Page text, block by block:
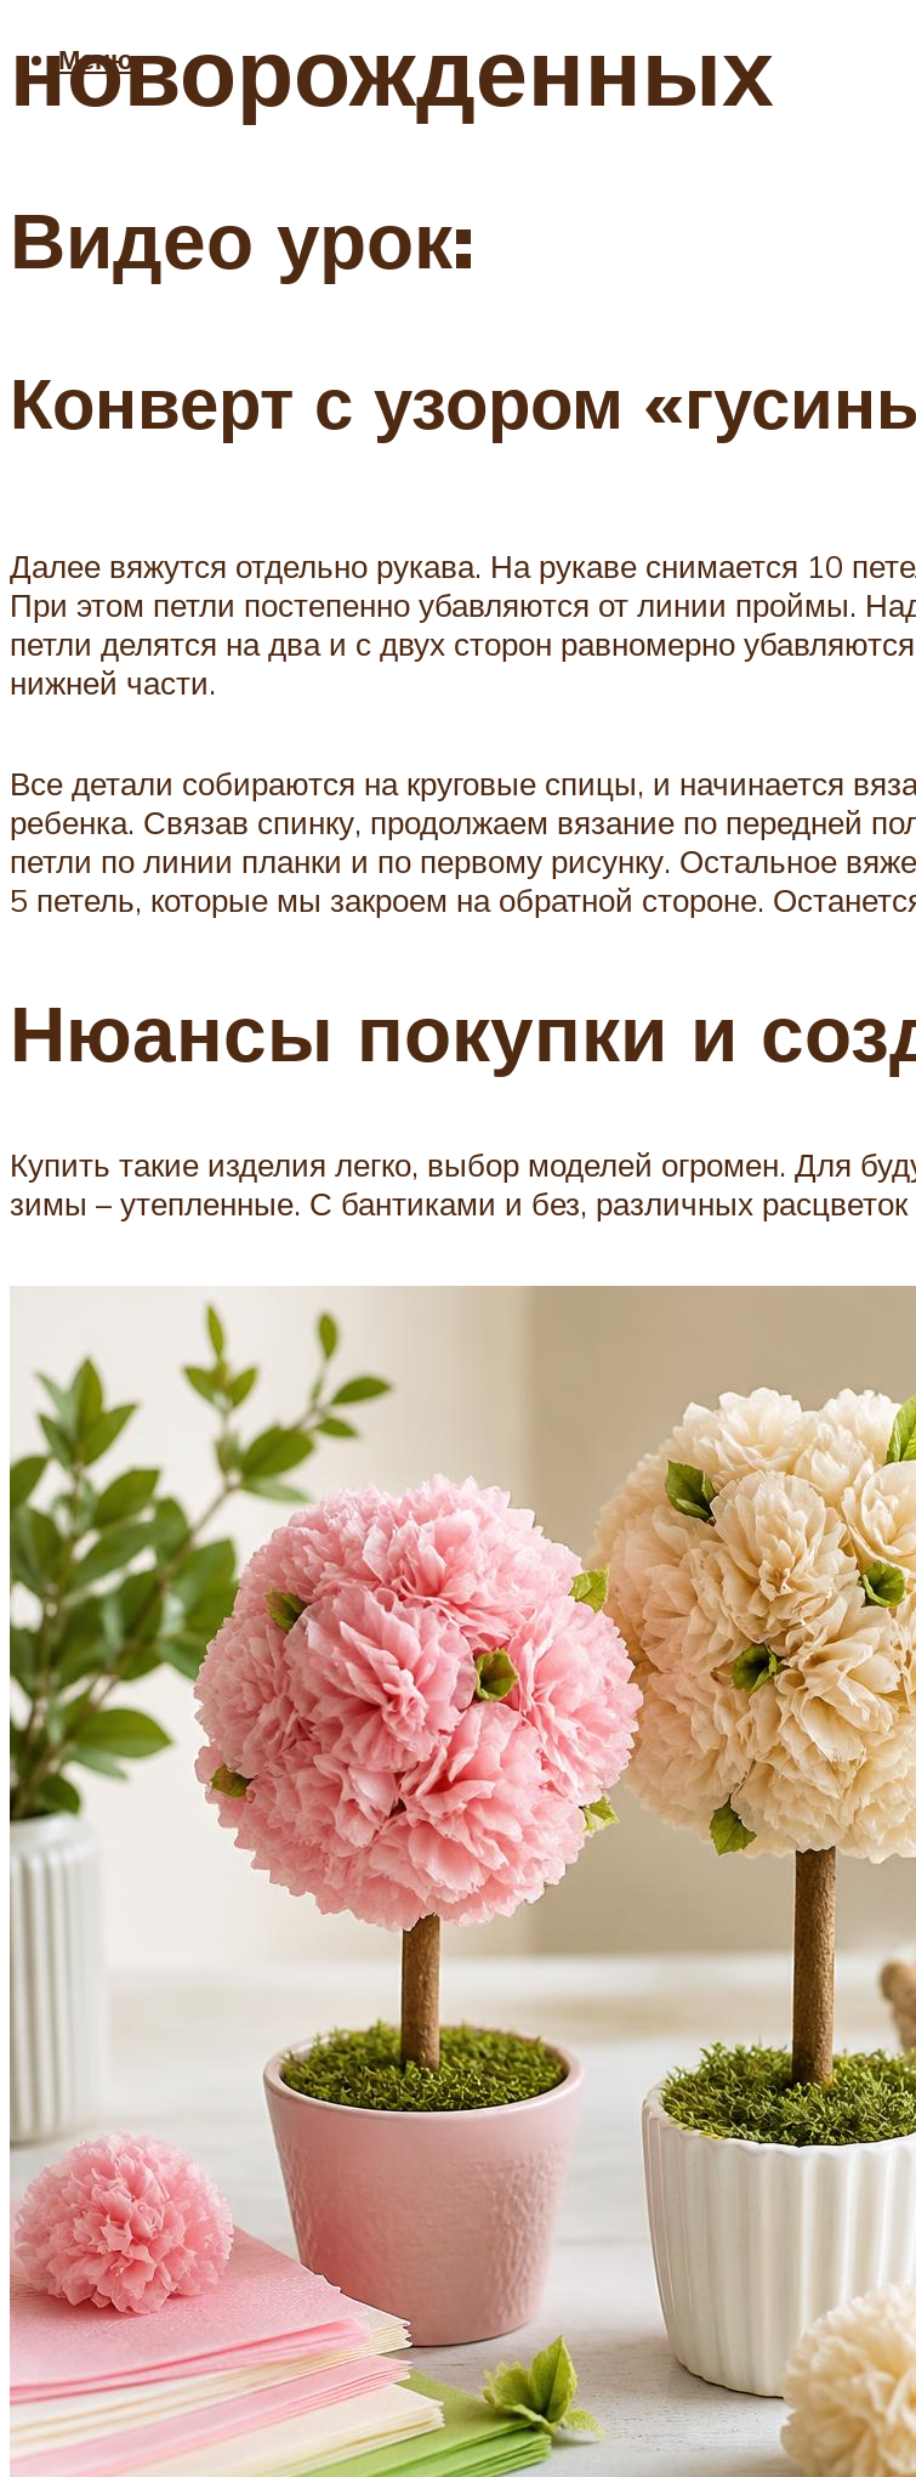
Меню
новорожденных
Видео урок:
Конверт с узором
Далее вяжутся отдельно рукава. На рукаве снимается 10
При этом петли постепенно убавляются от линии проймы.
петли делятся на два и с двух сторон равномерно
нижней части.
Все детали собираются на круговые спицы, и начинается
ребенка. Связав спинку, продолжаем вязание по передней
петли по линии планки и по первому рисунку. Остальное
5 петель, которые мы закроем на обратной стороне.
Нюансы покупки и
Купить такие изделия легко, выбор моделей огромен. Для
зимы – утепленные. С бантиками и без, различных расцветок